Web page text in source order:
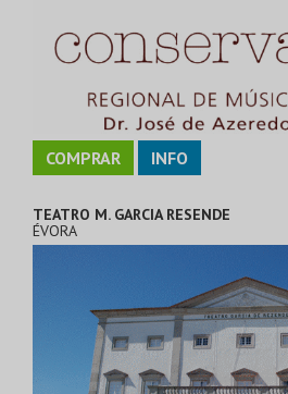
COMPRAR INFO
TEATRO M. GARCIA RESENDE
ÉVORA